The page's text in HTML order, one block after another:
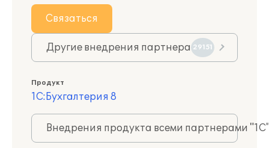
Связаться
Другие внедрения партнера 29151
Продукт
1С:Бухгалтерия 8
Внедрения продукта всеми партнерами